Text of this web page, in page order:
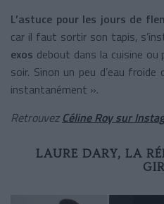
L’astuce pour les jours de
car il faut sortir son tapis,
exos debout dans la cuisine
soir. Sinon un peu d’eau
instantanément ».
RetrouvezCéline Roy sur
LAURE DARY, LA